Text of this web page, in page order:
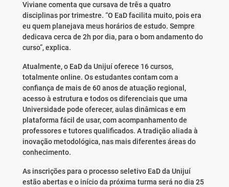
Viviane comenta que cursava de três a quatro
disciplinas por trimestre. “O EaD facilita muito, pois era
eu quem planejava meus horários de estudo. Sempre
dedicava cerca de 2h por dia, para o bom andamento do
curso”, explica.
Atualmente, o EaD da Unijuí oferece 16 cursos,
totalmente online. Os estudantes contam com a
confiança de mais de 60 anos de atuação regional,
acesso à estrutura e todos os diferenciais que uma
Universidade pode oferecer, aulas dinâmicas e em
plataforma fácil de usar, com acompanhamento de
professores e tutores qualificados. A tradição aliada à
inovação metodológica, nas mais diferentes áreas do
conhecimento.
As inscrições para o processo seletivo EaD da Unijuí
estão abertas e o início da próxima turma será no dia 25